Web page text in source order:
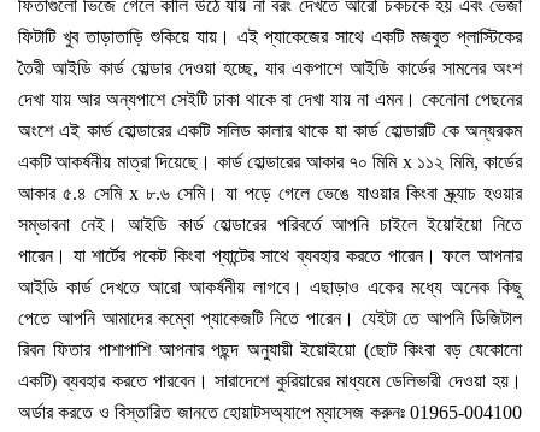
ফিতাগুলো ভিজে গেলে কালি উঠে যায় না বরং দেখতে আরো চকচকে হয় এবং ভেজা
ফিটাটি খুব তাড়াতাড়ি শুকিয়ে যায়। এই প্যাকেজের সাথে একটি মজবুত প্লাস্টিকের
তৈরী আইডি কার্ড হোল্ডার দেওয়া হচ্ছে, যার একপাশে আইডি কার্ডের সামনের অংশ
দেখা যায় আর অন্যপাশে সেইটি ঢাকা থাকে বা দেখা যায় না এমন। কেনোনা পেছনের
অংশে এই কার্ড হোল্ডারের একটি সলিড কালার থাকে যা কার্ড হোল্ডারটি কে অন্যরকম
একটি আকর্ষনীয় মাত্রা দিয়েছে। কার্ড হোল্ডারের আকার ৭০ মিমি x ১১২ মিমি, কার্ডের
আকার ৫.৪ সেমি x ৮.৬ সেমি। যা পড়ে গেলে ভেঙে যাওয়ার কিংবা স্ক্র্যাচ হওয়ার
সম্ভাবনা নেই। আইডি কার্ড হোল্ডারের পরিবর্তে আপনি চাইলে ইয়োইয়ো নিতে
পারেন। যা শার্টের পকেট কিংবা প্যান্টের সাথে ব্যবহার করতে পারেন। ফলে আপনার
আইডি কার্ড দেখতে আরো আকর্ষনীয় লাগবে। এছাড়াও একের মধ্যে অনেক কিছু
পেতে আপনি আমাদের কম্বো প্যাকেজটি নিতে পারেন। যেইটা তে আপনি ডিজিটাল
রিবন ফিতার পাশাপাশি আপনার পছন্দ অনুযায়ী ইয়োইয়ো (ছোট কিংবা বড় যেকোনো
একটি) ব্যবহার করতে পারবেন। সারাদেশে কুরিয়ারের মাধ্যমে ডেলিভারী দেওয়া হয়।
অর্ডার করতে ও বিস্তারিত জানতে হোয়াটসঅ্যাপে ম্যাসেজ করুনঃ 01965-004100